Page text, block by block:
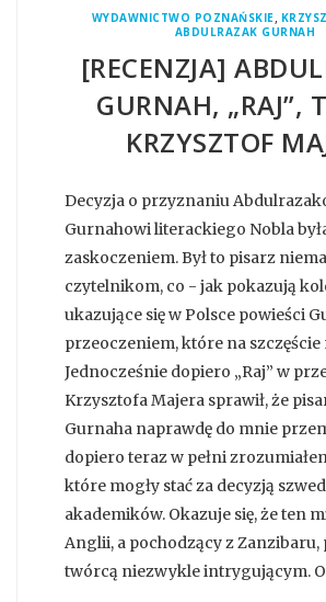
WYDAWNICTWO POZNAŃSKIE,
ABDULRAZAK GURNAH
[RECENZJA]
GURNAH, „RAJ”,
KRZYSZTOF
Decyzja o przyznaniu
Gurnahowi literackiego Nobla
zaskoczeniem. Był to pisarz
czytelnikom, co - jak pokazują
ukazujące się w Polsce powieści
przeoczeniem, które na
Jednocześnie dopiero „Raj” w
Krzysztofa Majera sprawił, że
Gurnaha naprawdę do mnie
dopiero teraz w pełni
które mogły stać za decyzją
akademików. Okazuje się, że ten
Anglii, a pochodzący z Zanzibaru,
twórcą niezwykle intrygującym.